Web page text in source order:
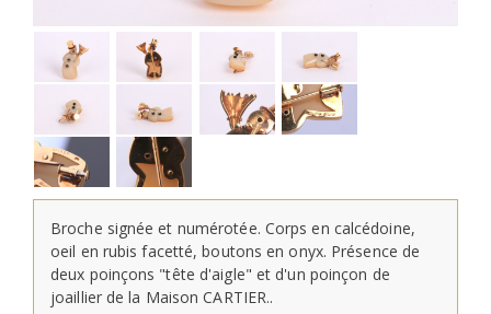
Broche signée et numérotée. Corps en calcédoine,
oeil en rubis facetté, boutons en onyx. Présence de
deux poinçons "tête d'aigle" et d'un poinçon de
joaillier de la Maison CARTIER..